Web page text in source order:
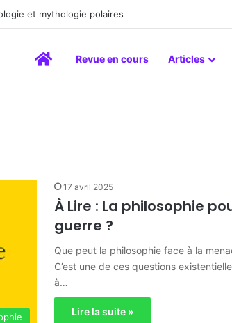
: la peinture comme un art du lien
AccueilRevue en cours Articles
17 avril 2025
À Lire : La philosophie
guerre ?
Que peut la philosophie face à la
C’est une de ces questions
à…
Lire la suite »